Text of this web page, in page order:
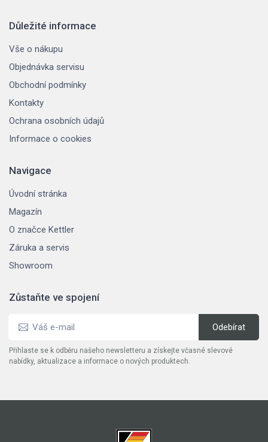
Důležité informace
Vše o nákupu
Objednávka servisu
Obchodní podmínky
Kontakty
Ochrana osobních údajů
Informace o cookies
Navigace
Úvodní stránka
Magazín
O značce Kettler
Záruka a servis
Showroom
Zůstaňte ve spojení
Přihlaste se k odběru našeho newsletteru a získejte včasné slevové
nabídky, aktualizace a informace o nových produktech.